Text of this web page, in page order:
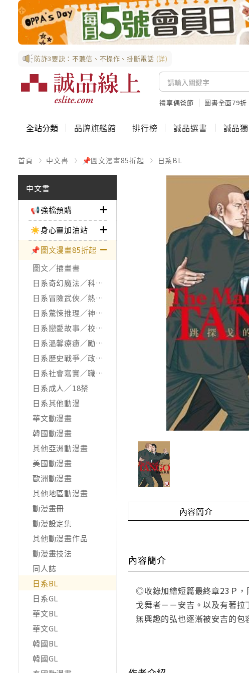
防詐3要訣：不聽信、不操作、掛斷電話 (詳)
禮享偶爸節 圖書全面79折
全站分類 品牌旗艦館 排行榜 誠品選書 誠品
首頁 中文書 📌圖文漫畫85折起 日系BL
中文書
📢強檔預購
☀️身心靈加油站
📌圖文漫畫85折起
圖文／插畫書
日系奇幻魔法／科幻冒險
日系冒險武俠／熱血運動
日系驚悚推理／神怪靈異
日系戀愛故事／校園青春
日系溫馨療癒／勵志搞笑
日系歷史戰爭／政治宗教
日系社會寫實／職場職人
日系成人／18禁
日系其他動漫
華文動漫畫
韓國動漫畫
其他亞洲動漫畫
美國動漫畫
歐洲動漫畫
其他地區動漫畫
動漫畫冊
動漫設定集
其他動漫畫作品
動漫畫技法
同人誌
日系BL
日系GL
華文BL
華文GL
韓國BL
韓國GL
內容簡介
內容簡介
◎收錄加繪短篇最終章23Ｐ，
戈舞者－－安吉。以及有著
無興趣的弘也逐漸被安吉的